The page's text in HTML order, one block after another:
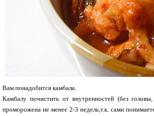
Вам понадобится камбала.
Камбалу почистить от внутренностей (без
проморожена не менее 2-3 недель,т.к. сами